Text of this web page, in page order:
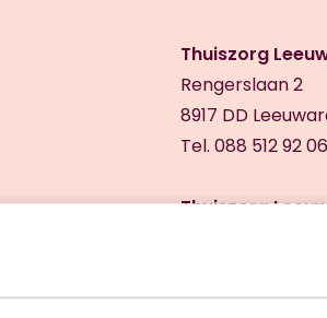
Thuiszorg
Rengerslaan 2
8917 DD
Tel. 088 512 92 06
Thuiszorg
Tel. 088 512 92 09